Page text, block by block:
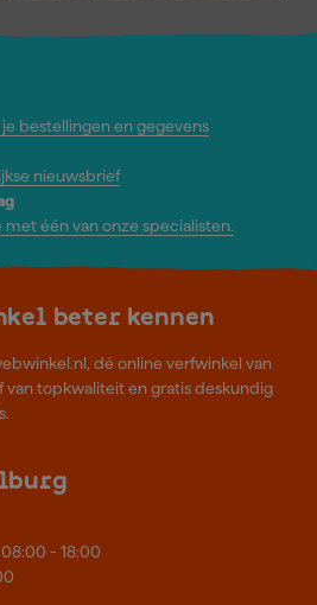
bestellingen en gegevens
nieuwsbrief
één van onze specialisten.
beter kennen
dé online verfwinkel van
van topkwaliteit en gratis deskundig
- 18:00